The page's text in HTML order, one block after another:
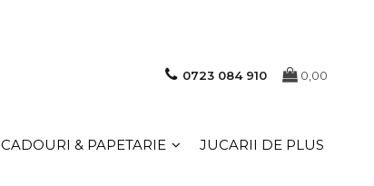
0723 084 910 0,00
CADOURI & PAPETARIE JUCARII DE PLUS